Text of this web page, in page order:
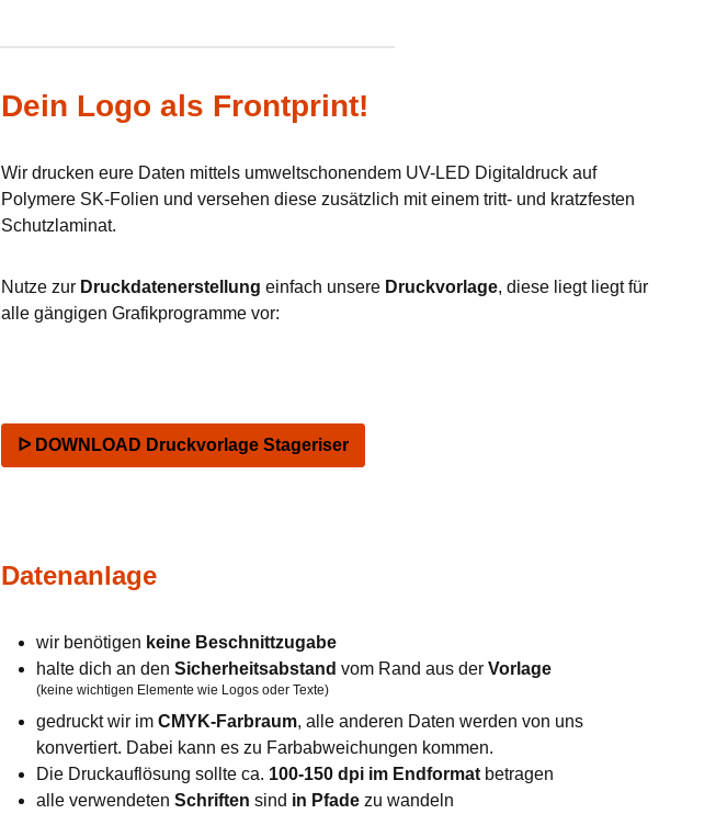
Dein Logo als Frontprint!
Wir drucken eure Daten mittels umweltschonendem UV-LED Digitaldruck auf
Polymere SK-Folien und versehen diese zusätzlich mit einem tritt- und kratzfesten
Schutzlaminat.
Nutze zur Druckdatenerstellung einfach unsere Druckvorlage, diese liegt liegt für
alle gängigen Grafikprogramme vor:
ᐅ DOWNLOAD Druckvorlage Stageriser
Datenanlage
wir benötigen keine Beschnittzugabe
halte dich an den Sicherheitsabstand vom Rand aus der Vorlage
(keine wichtigen Elemente wie Logos oder Texte)
gedruckt wir im CMYK-Farbraum, alle anderen Daten werden von uns
konvertiert. Dabei kann es zu Farbabweichungen kommen.
Die Druckauflösung sollte ca. 100-150 dpi im Endformat betragen
alle verwendeten Schriften sind in Pfade zu wandeln